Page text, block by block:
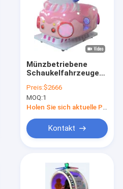
Münzbetriebene
Schaukelfahrzeuge
und fröhliche Lieder
für Kinder
Preis:$2666
MOQ:1
Kontakt